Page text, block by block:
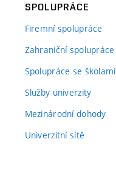
SPOLUPRÁCE
Firemní spolupráce
Zahraniční spolupráce
Spolupráce se školami
Služby univerzity
Mezinárodní dohody
Univerzitní sítě